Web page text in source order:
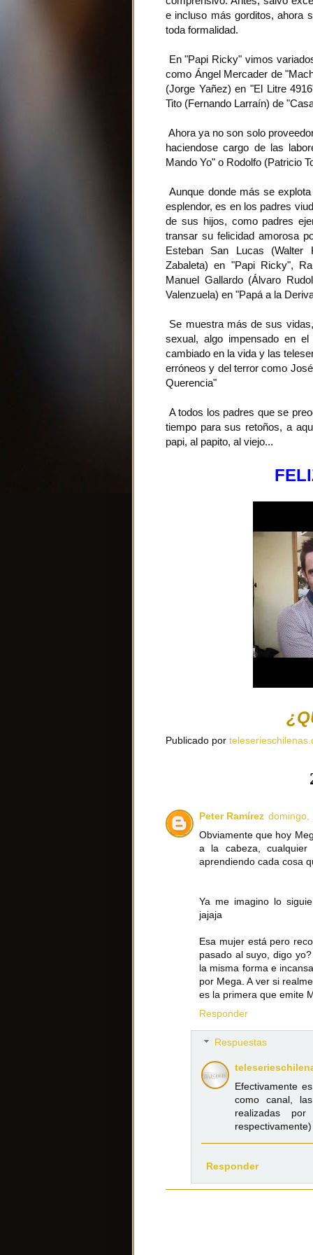
e incluso más gorditos, ahora
toda formalidad.
En "Papi Ricky" vimos
como Ángel Mercader de
(Jorge Yañez) en "El Litre
Tito (Fernando Larraín) de
Ahora ya no son solo
haciendose cargo de las
Mando Yo" o Rodolfo (Patricio
Aunque donde más se
esplendor, es en los padres
de sus hijos, como padres
transar su felicidad amorosa
Esteban San Lucas (Walter
Zabaleta) en "Papi Ricky",
Manuel Gallardo (Álvaro
Valenzuela) en "Papá a la
Se muestra más de sus
sexual, algo impensado en
cambiado en la vida y las
erróneos y del terror como
Querencia"
A todos los padres que se
tiempo para sus retoños, a
papi, al papito, al viejo...
Publicado por
Peter Ramírez domingo,
Obviamente que hoy
a la cabeza,
aprendiendo cada cosa
Ya me imagino lo
jajaja
Esa mujer está pero
pasado al suyo, digo
la misma forma e
por Mega. A ver si
es la primera que emite
Responder
Respuestas
Efectivamente
como canal,
realizadas
respectivamente)
Responder